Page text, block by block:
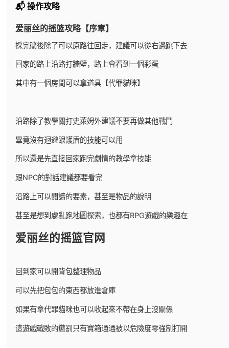
📬 操作攻略
爱丽丝的摇篮攻略【序章】
採完礦後除了可以原路往回走，建議可以從右邊跳下去
回家的路上沿路打牆壁，路上會看到一個彩蛋
其中有一個房間可以拿道具【代罪貓咪】
沿路除了教學關打史萊姆外建議不要再做其他戰鬥
畢竟沒有迴避跟護盾的技能可以用
所以還是先直接回家跑完劇情的教學拿技能
跟NPC的對話建議都要看完
沿路上可以閱讀的要素，甚至是物品的說明
甚至是想到處亂跑地圖探索，也都有RPG遊戲的樂趣在
爱丽丝的摇篮官网
回到家可以開背包整理物品
可以先把包包的東西都放進倉庫
如果有拿代罪貓咪也可以收起來不帶在身上沒關係
這遊戲戰敗的懲罰只有寶箱通通被以危險度零強制打開